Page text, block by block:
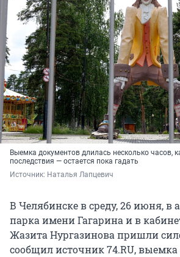
Выемка документов длилась несколько часов,
последствия — остается пока гадать
Источник: Наталья Лапцевич
В Челябинске в среду, 26 июня,
парка имени Гагарина и в
Жазита Нургазинова пришли
сообщил источник 74.RU,